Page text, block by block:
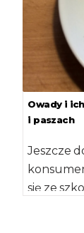
Owady i
i paszach
Jeszcze
się ze